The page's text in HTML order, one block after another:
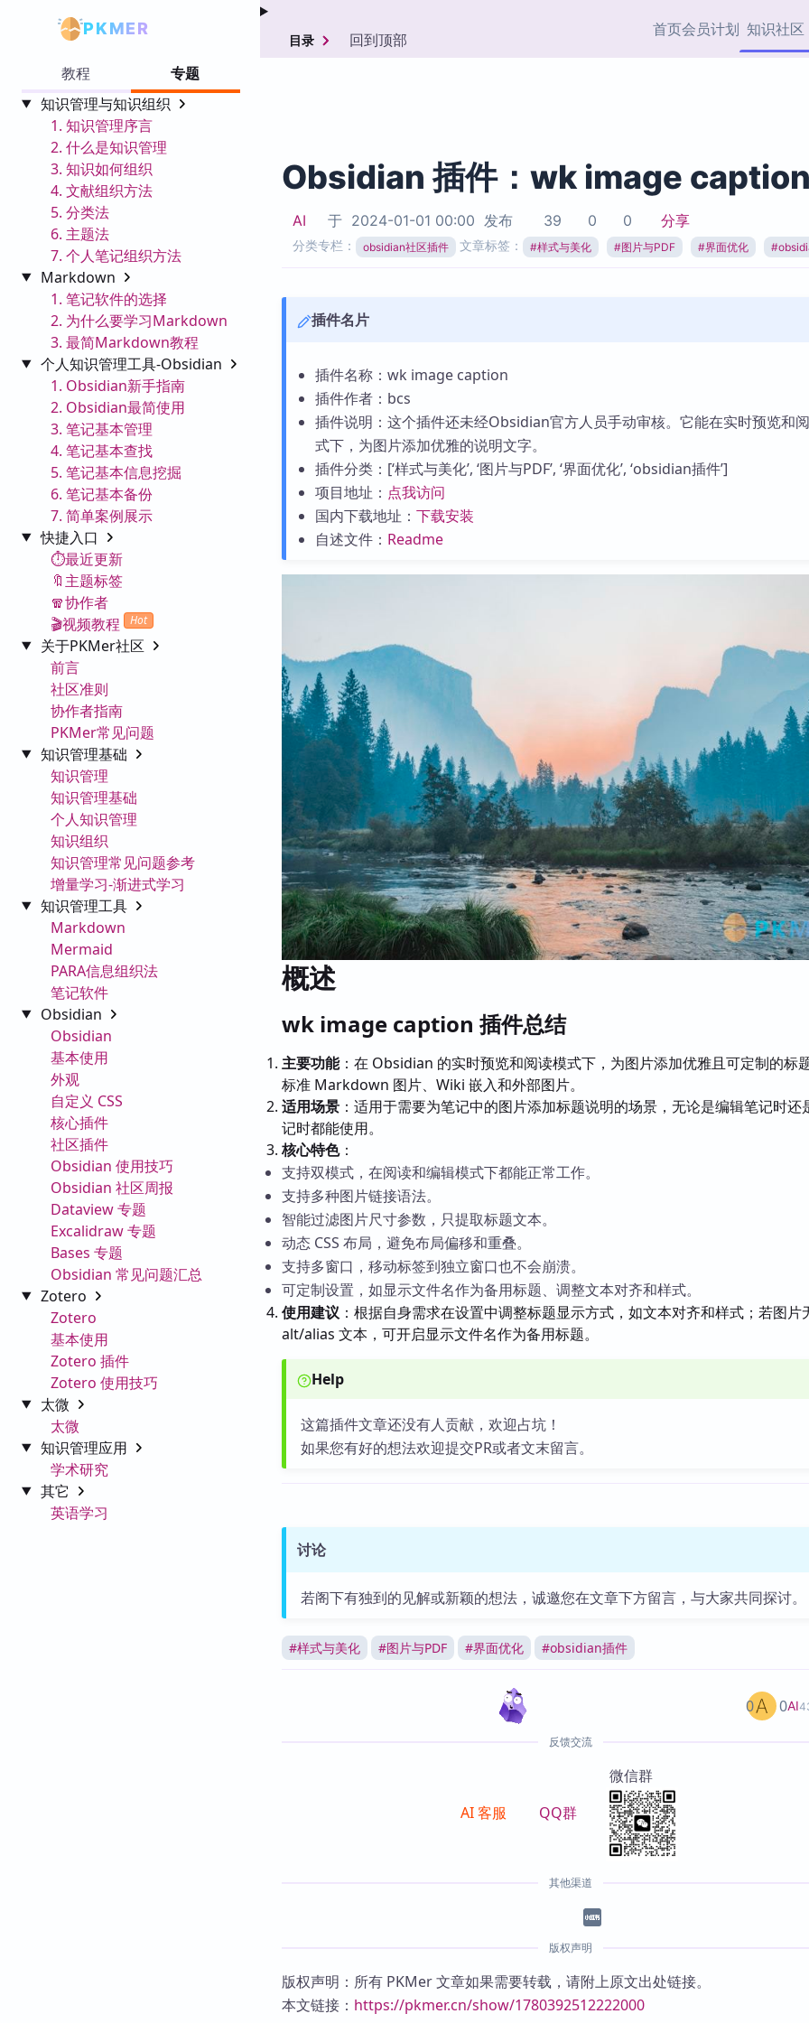
PKMER 首页会员计划 知识社区
协作者
热门链接 Top5
载
加速访问 Obsidian 官方
市场
插件
教程
专题
知识管理与知识组织
1. 知识管理序言
2. 什么是知识管理
3. 知识如何组织
4. 文献组织方法
5. 分类法
6. 主题法
7. 个人笔记组织方法
Markdown
1. 笔记软件的选择
2. 为什么要学习Markdown
3. 最简Markdown教程
个人知识管理工具-Obsidian
1. Obsidian新手指南
2. Obsidian最简使用
3. 笔记基本管理
4. 笔记基本查找
5. 笔记基本信息挖掘
6. 笔记基本备份
7. 简单案例展示
快捷入口
⏱️最近更新
🔖主题标签
🧣协作者
🎬视频教程
Hot
关于PKMer社区
前言
社区准则
协作者指南
PKMer常见问题
知识管理基础
知识管理
知识管理基础
个人知识管理
知识组织
知识管理常见问题参考
增量学习-渐进式学习
知识管理工具
Markdown
Mermaid
PARA信息组织法
笔记软件
Obsidian
Obsidian
基本使用
外观
自定义 CSS
核心插件
社区插件
Obsidian 使用技巧
Obsidian 社区周报
Dataview 专题
Excalidraw 专题
Bases 专题
Obsidian 常见问题汇总
Zotero
Zotero
基本使用
Zotero 插件
Zotero 使用技巧
太微
太微
知识管理应用
学术研究
其它
英语学习
目录 回到顶部
Obsidian 插件：wk image
AI 于 2024-01-01 00:00 发布 39 0 0 分享
分类专栏： obsidian社区插件 文章标签： #样式与美化 #图片与PDF #界面优化 #
插件名片
插件名称：wk image caption
插件作者：bcs
插件说明：这个插件还未经Obsidian官方人员手动审核。它能在实时预览和
式下，为图片添加优雅的说明文字。
插件分类：[‘样式与美化’, ‘图片与PDF’, ‘界面优化’, ‘obsidian插件’]
项目地址： 点我访问
国内下载地址： 下载安装
自述文件： Readme
概述
wk image caption 插件总结
主要功能：在 Obsidian 的实时预览和阅读模式下，为图片添加优雅且可定制的标
标准 Markdown 图片、Wiki 嵌入和外部图片。
适用场景 ：适用于需要为笔记中的图片添加标题说明的场景，无论是编辑笔记时还
记时都能使用。
核心特色：
支持双模式，在阅读和编辑模式下都能正常工作。
支持多种图片链接语法。
智能过滤图片尺寸参数，只提取标题文本。
动态 CSS 布局，避免布局偏移和重叠。
支持多窗口，移动标签到独立窗口也不会崩溃。
可定制设置，如显示文件名作为备用标题、调整文本对齐和样式。
使用建议 ：根据自身需求在设置中调整标题显示方式，如文本对齐和样式；若图片
alt/alias 文本，可开启显示文件名作为备用标题。
Help
这篇插件文章还没有人贡献，欢迎占坑！
如果您有好的想法欢迎提交PR或者文末留言。
讨论
若阁下有独到的见解或新颖的想法，诚邀您在文章下方留言，与大家共同探讨。
#样式与美化 #图片与PDF #界面优化 #obsidian插件
AI
0 0
反馈交流
AI 客服 QQ群
微信群
其他渠道
版权声明
版权声明：所有 PKMer 文章如果需要转载，请附上原文出处链接。
本文链接： https://pkmer.cn/show/1780392512222000